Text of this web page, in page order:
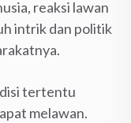
reaksi lawan
intrik dan politik
tertentu
melawan.